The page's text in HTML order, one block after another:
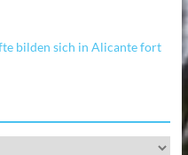
bilden sich in Alicante fort